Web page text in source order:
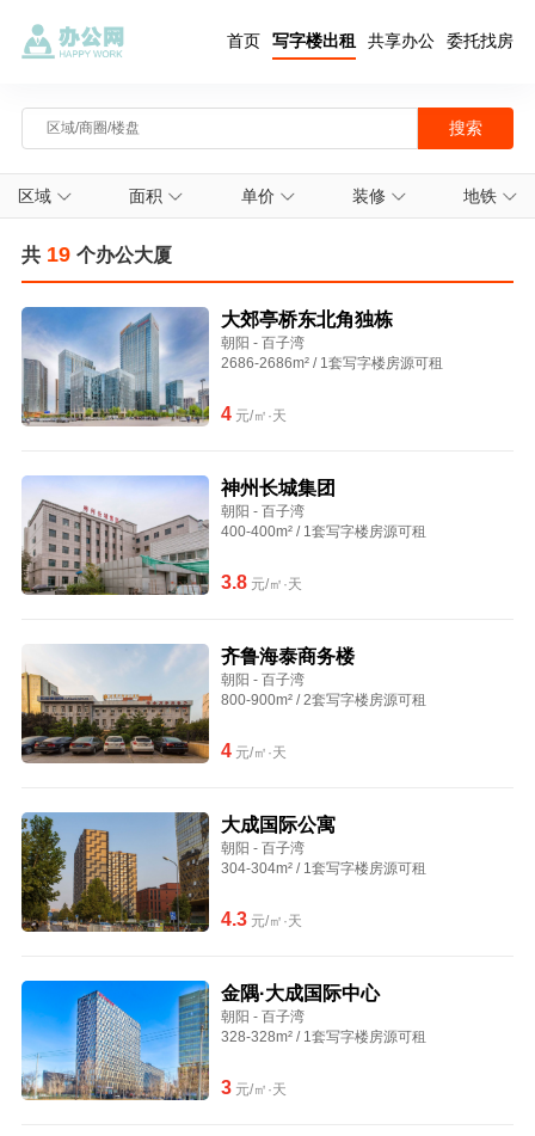
首页 写字楼出租 共享办公 委托找房
区域 面积 单价 装修 地铁
共 19 个办公大厦
大郊亭桥东北角独栋
朝阳 - 百子湾
2686-2686m² / 1套写字楼房源可租
4元/㎡·天
神州长城集团
朝阳 - 百子湾
400-400m² / 1套写字楼房源可租
3.8元/㎡·天
齐鲁海泰商务楼
朝阳 - 百子湾
800-900m² / 2套写字楼房源可租
4元/㎡·天
大成国际公寓
朝阳 - 百子湾
304-304m² / 1套写字楼房源可租
4.3元/㎡·天
金隅·大成国际中心
朝阳 - 百子湾
328-328m² / 1套写字楼房源可租
3元/㎡·天